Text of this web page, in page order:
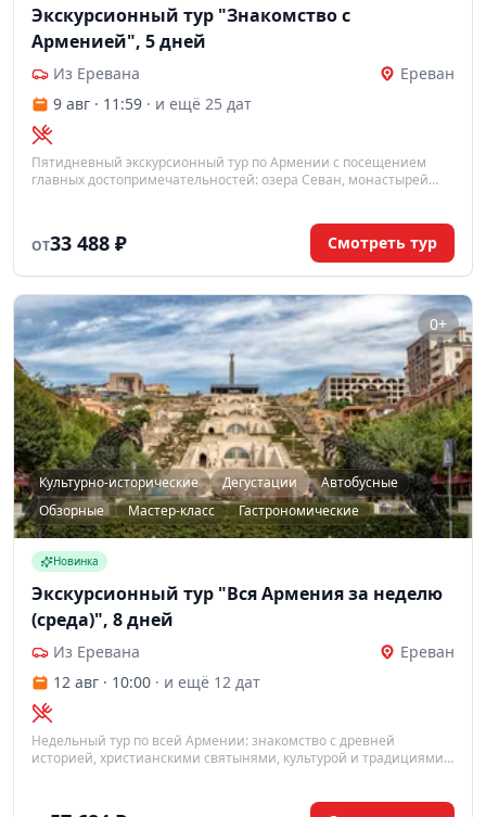
Экскурсионный тур "Знакомство с
Арменией", 5 дней
Из Еревана
Ереван
9 авг · 11:59 · и ещё 25 дат
Пятидневный экскурсионный тур по Армении с посещением
главных достопримечательностей: озера Севан, монастырей
по выпечке лаваша. Программа адаптирована под заезды во
вторник или воскресенье.
ОТ33 488 ₽ Смотреть тур
0+
Культурно-исторические Дегустации
Автобусные
Обзорные
Мастер-класс Гастрономические
Новинка
Экскурсионный тур "Вся Армения за неделю
(среда)", 8 дней
Из Еревана
Ереван
12 авг · 10:00 · и ещё 12 дат
Недельный тур по всей Армении: знакомство с древней
историей, христианскими святынями, культурой и традициями.
духовный центр Эчмиадзин, а также насладитесь дегустацией